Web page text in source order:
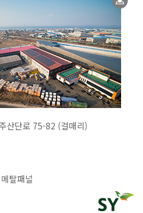
산단로 75-82 (걸매리)
탈패널